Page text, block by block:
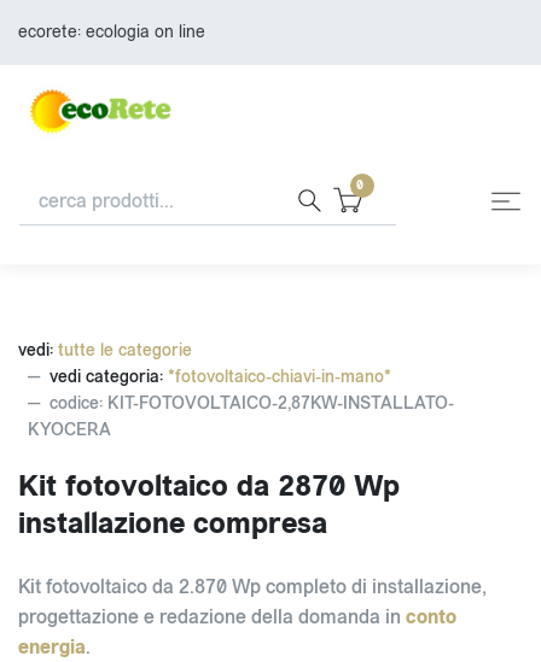
ecorete: ecologia on line
0
vedi: tutte le categorie
vedi categoria: *fotovoltaico-chiavi-in-mano*
codice: KIT-FOTOVOLTAICO-2,87KW-INSTALLATO-
KYOCERA
Kit fotovoltaico da 2870 Wp
installazione compresa
Kit fotovoltaico da 2.870 Wp completo di installazione,
progettazione e redazione della domanda in conto
energia.